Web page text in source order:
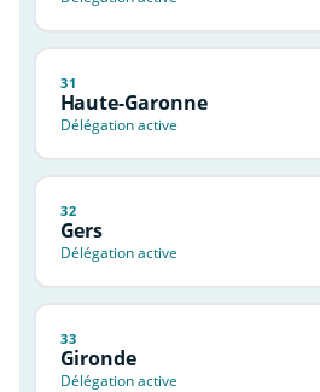
31
Haute-Garonne
Délégation active
32
Gers
Délégation active
33
Gironde
Délégation active